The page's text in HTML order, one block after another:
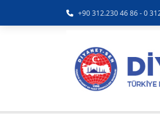
+90 312.230 46 86 - 0